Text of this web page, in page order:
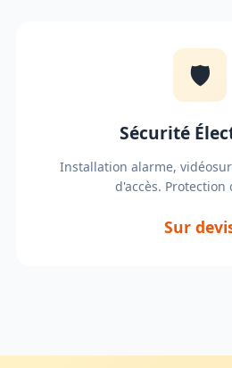
🛡️
Sécurité
Installation alarme,
d'accès. Protection
Sur